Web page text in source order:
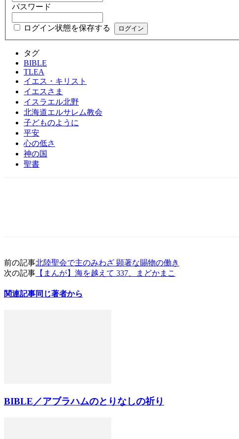
パスワード
ログイン状態を保存する
タグ
BIBLE
TLEA
イエス・キリスト
イエスさま
イスラエル北野
北海道エルサレム教会
子どものように
平安
心の低さ
神の国
聖書
前の記事北陸聖会で主のみわざ 顕著な賜物の働き
次の記事 【まんが】海を越えて 337、まどかまこ
関連記事同じ著者から
BIBLE／アブラハムのとりなしの祈り